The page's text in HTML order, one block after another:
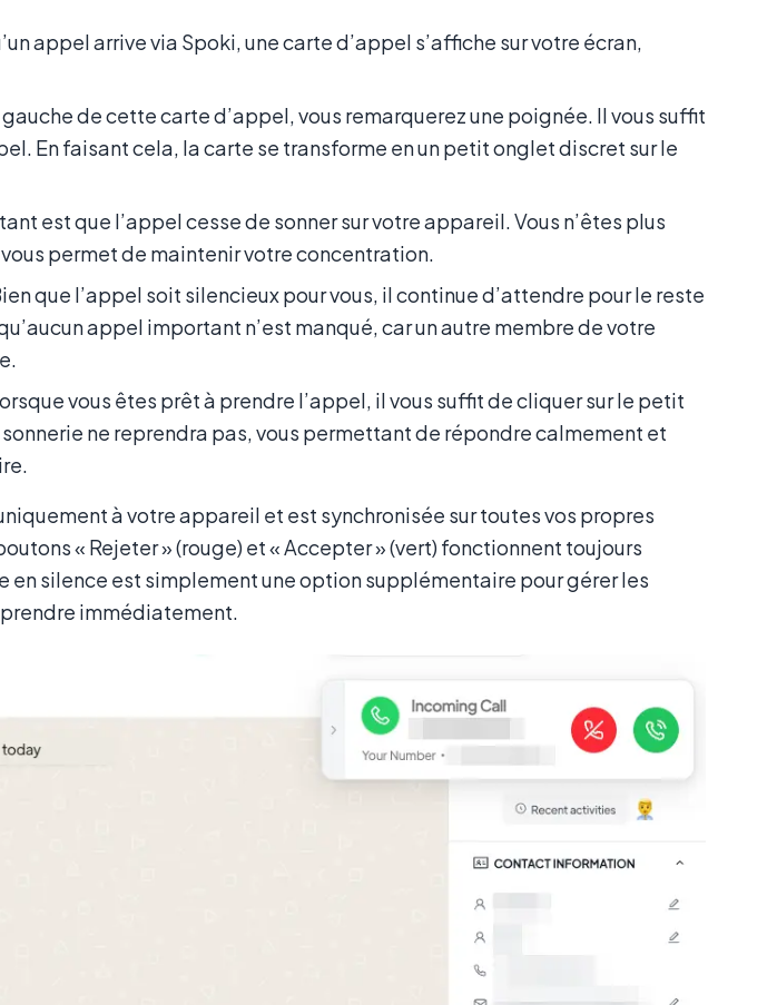
appel arrive via Spoki, une carte d’appel s’affiche sur votre écran,
gauche de cette carte d’appel, vous remarquerez une poignée. Il vous suffit
En faisant cela, la carte se transforme en un petit onglet discret sur le
est que l’appel cesse de sonner sur votre appareil. Vous n’êtes plus
permet de maintenir votre concentration.
que l’appel soit silencieux pour vous, il continue d’attendre pour le reste
appel important n’est manqué, car un autre membre de votre
vous êtes prêt à prendre l’appel, il vous suffit de cliquer sur le petit
ne reprendra pas, vous permettant de répondre calmement et
à votre appareil et est synchronisée sur toutes vos propres
« Rejeter » (rouge) et « Accepter » (vert) fonctionnent toujours
en silence est simplement une option supplémentaire pour gérer les
immédiatement.